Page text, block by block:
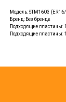
Модель: STM1603
Бренд: Без бренда
Подходящие пластины:
Подходящие пластины: